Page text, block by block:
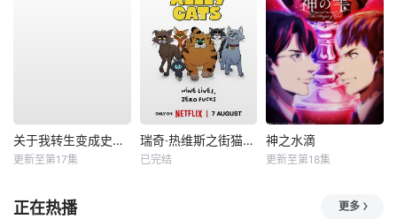
关于我转生变成史莱姆这档事第四季
更新至第17集
瑞奇·热维斯之街猫一族
已完结
神之水滴
更新至第18集
正在热播 更多